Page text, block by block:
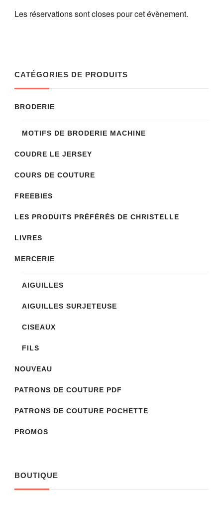
Les réservations sont closes pour cet évènement.
CATÉGORIES DE PRODUITS
BRODERIE
MOTIFS DE BRODERIE MACHINE
COUDRE LE JERSEY
COURS DE COUTURE
FREEBIES
LES PRODUITS PRÉFÉRÉS DE CHRISTELLE
LIVRES
MERCERIE
AIGUILLES
AIGUILLES SURJETEUSE
CISEAUX
FILS
NOUVEAU
PATRONS DE COUTURE PDF
PATRONS DE COUTURE POCHETTE
PROMOS
BOUTIQUE